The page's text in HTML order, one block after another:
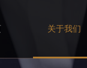
关于我们